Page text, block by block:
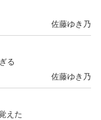
佐藤ゆき乃
る
佐藤ゆき乃
えた